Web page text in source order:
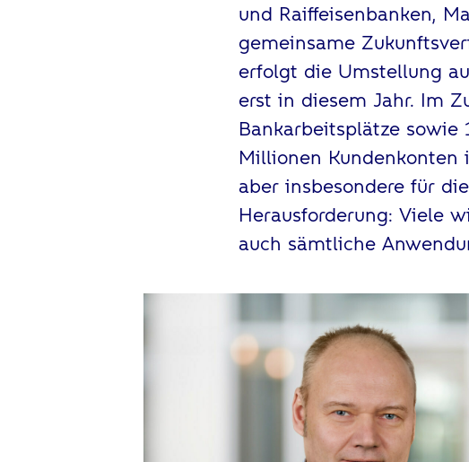
und Raiffeisenbanken,
gemeinsame
erfolgt die Umstellung
erst in diesem Jahr. Im
Bankarbeitsplätze sowie
Millionen Kundenkonten
aber insbesondere für
Herausforderung: Viele
auch sämtliche